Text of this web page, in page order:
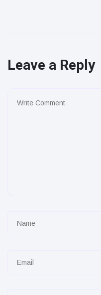
Leave a Reply